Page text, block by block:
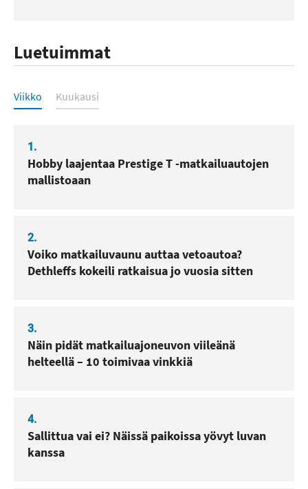
Luetuimmat
Luetuimmat
Viikko Kuukausi
1.
Hobby laajentaa Prestige T -matkailuautojen
mallistoaan
2.
Voiko matkailuvaunu auttaa vetoautoa?
Dethleffs kokeili ratkaisua jo vuosia sitten
3.
Näin pidät matkailuajoneuvon viileänä
helteellä – 10 toimivaa vinkkiä
4.
Sallittua vai ei? Näissä paikoissa yövyt luvan
kanssa